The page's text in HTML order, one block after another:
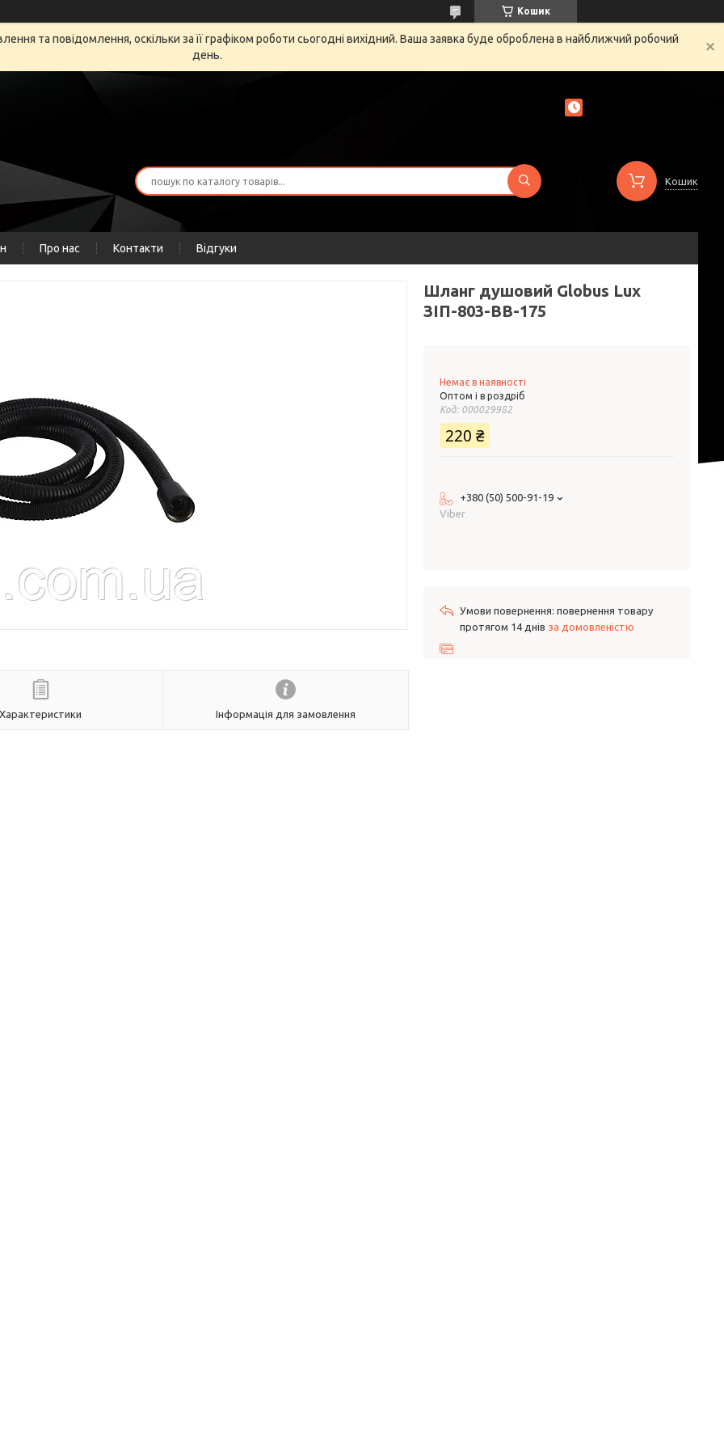
Кошик
та повідомлення, оскільки за її графіком роботи сьогодні вихідний. Ваша заявка буде оброблена в найближчий робочий
день.
Кошик
Про нас Контакти Відгуки
Характеристики Інформація для замовлення
Шланг душовий Globus Lux
ЗІП-803-BB-175
Немає в наявності
Оптом і в роздріб
Код: 000029982
220 ₴
+380 (50) 500-91-19
Viber
повернення товару
протягом 14 днів за домовленістю